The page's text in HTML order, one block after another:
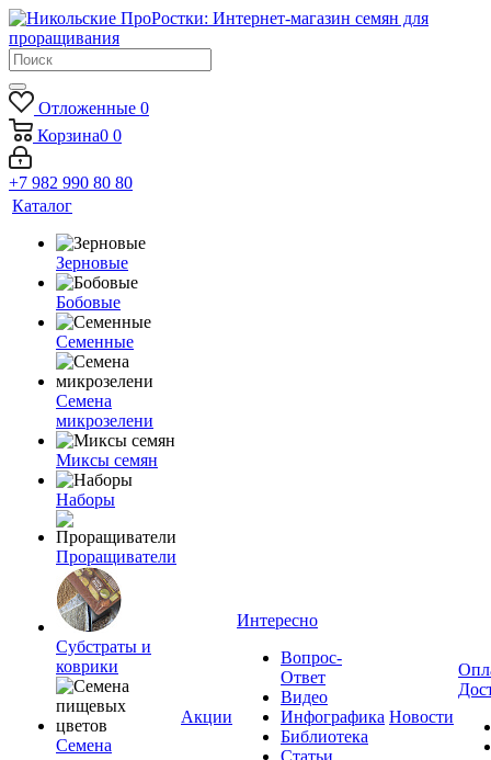
Отложенные 0
Корзина0 0
+7 982 990 80 80
Каталог
Зерновые
Бобовые
Семенные
Семена
микрозелени
Миксы семян
Наборы
Проращиватели
Субстраты и
коврики
Семена
Акции
Интересно
Вопрос-
Ответ
Видео
Инфографика
Библиотека
Статьи
Новости